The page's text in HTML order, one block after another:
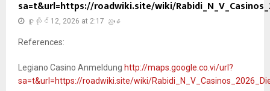
sa=t&url=https://roadwiki.site/wiki/
ဇူလိုင် 12, 2026 at 2:17 ညနေ
References:
Legiano Casino Anmeldung http://maps.google.co.vi/url?
sa=t&url=https://roadwiki.site/wiki/